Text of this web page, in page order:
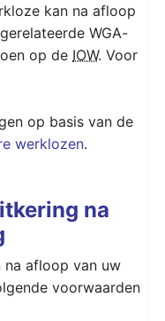
kan na afloop
WGA-
op de IOW. Voor
op basis van de
werklozen.
na
afloop van uw
voorwaarden